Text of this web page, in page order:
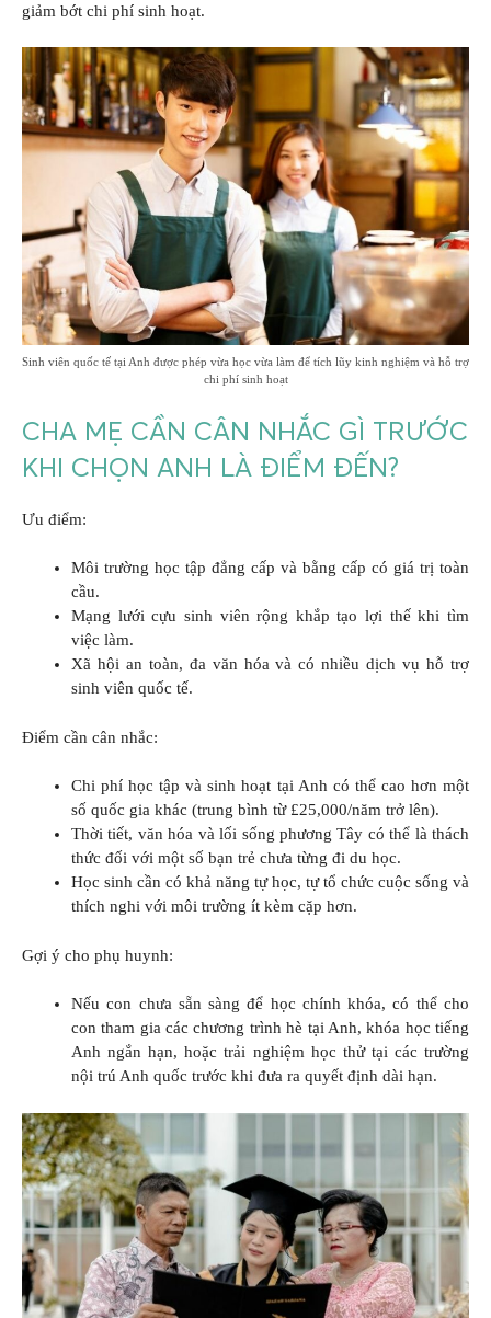
giảm bớt chi phí sinh hoạt.
Sinh viên quốc tế tại Anh được phép vừa học vừa làm để tích lũy kinh nghiệm và hỗ trợ
chi phí sinh hoạt
CHA MẸ CẦN CÂN NHẮC GÌ TRƯỚC
KHI CHỌN ANH LÀ ĐIỂM ĐẾN?
Ưu điểm:
Môi trường học tập đẳng cấp và bằng cấp có giá trị toàn
cầu.
Mạng lưới cựu sinh viên rộng khắp tạo lợi thế khi tìm
việc làm.
Xã hội an toàn, đa văn hóa và có nhiều dịch vụ hỗ trợ
sinh viên quốc tế.
Điểm cần cân nhắc:
Chi phí học tập và sinh hoạt tại Anh có thể cao hơn một
số quốc gia khác (trung bình từ £25,000/năm trở lên).
Thời tiết, văn hóa và lối sống phương Tây có thể là thách
thức đối với một số bạn trẻ chưa từng đi du học.
Học sinh cần có khả năng tự học, tự tổ chức cuộc sống và
thích nghi với môi trường ít kèm cặp hơn.
Gợi ý cho phụ huynh:
Nếu con chưa sẵn sàng để học chính khóa, có thể cho
con tham gia các chương trình hè tại Anh, khóa học tiếng
Anh ngắn hạn, hoặc trải nghiệm học thử tại các trường
nội trú Anh quốc trước khi đưa ra quyết định dài hạn.